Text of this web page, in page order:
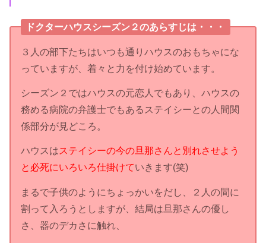
ドクターハウスシーズン２のあらすじは・・・
３人の部下たちはいつも通りハウスのおもちゃにな
っていますが、着々と力を付け始めています。
シーズン２ではハウスの元恋人でもあり、ハウスの
務める病院の弁護士でもあるステイシーとの人間関
係部分が見どころ。
ハウスはステイシーの今の旦那さんと別れさせよう
と必死にいろいろ仕掛けていきます(笑)
まるで子供のようにちょっかいをだし、２人の間に
割って入ろうとしますが、結局は旦那さんの優し
さ、器のデカさに触れ、